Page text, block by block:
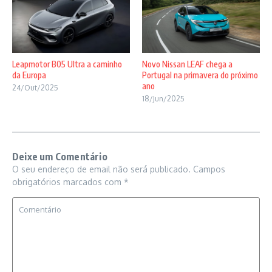
Leapmotor B05 Ultra a caminho
da Europa
24/Out/2025
Novo Nissan LEAF chega a
Portugal na primavera do próximo
ano
18/Jun/2025
Deixe um Comentário
O seu endereço de email não será publicado. Campos
obrigatórios marcados com *